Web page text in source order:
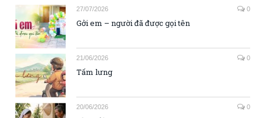
27/07/2026 0
Gởi em – người đã được gọi tên
21/06/2026 0
Tấm lưng
20/06/2026 0